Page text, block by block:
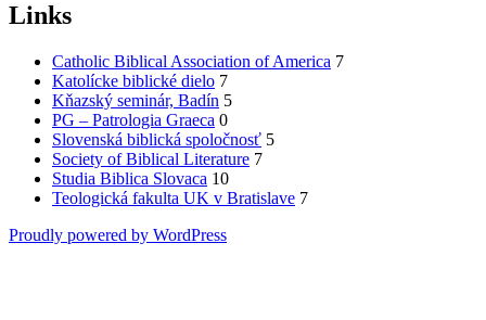
Links
Catholic Biblical Association of America 7
Katolícke biblické dielo 7
Kňazský seminár, Badín 5
PG – Patrologia Graeca 0
Slovenská biblická spoločnosť 5
Society of Biblical Literature 7
Studia Biblica Slovaca 10
Teologická fakulta UK v Bratislave 7
Proudly powered by WordPress